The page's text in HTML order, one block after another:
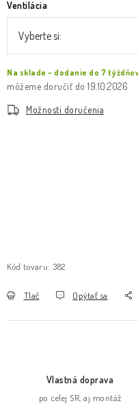
Ventilácia
Na sklade – dodanie do 7
19.10.2026
Možnosti doručenia
Kód tovaru: 382
Tlač Opýtať sa
Vlastná doprava
po celej SR, aj montáž